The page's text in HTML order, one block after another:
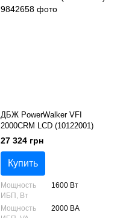
ДБЖ PowerWalker VFI
2000CRM LCD (10122001)
27 324 грн
Купить
Мощность
ИБП, Вт
1600 Вт
Мощность
2000 ВА